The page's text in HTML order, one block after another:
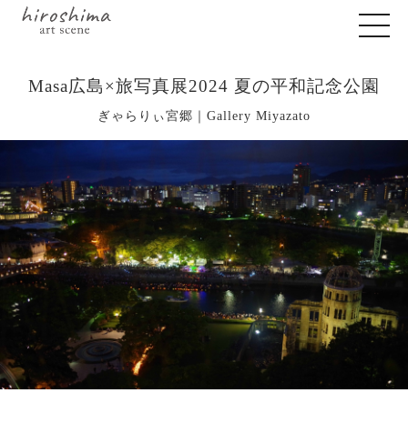
Masa広島×旅写真展2024 夏の平和記念公園
ぎゃらりぃ宮郷｜Gallery Miyazato